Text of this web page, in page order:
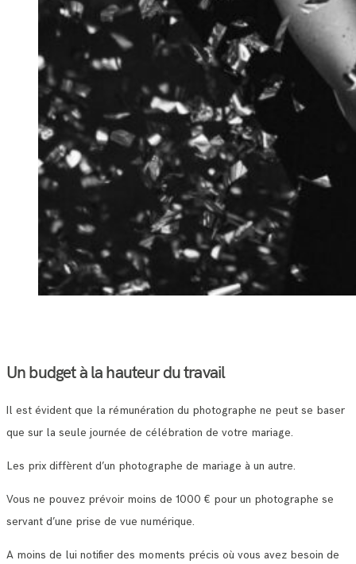
Un budget à la hauteur du travail
Il est évident que la rémunération du photographe ne peut se baser
que sur la seule journée de célébration de votre mariage.
Les prix diffèrent d’un photographe de mariage à un autre.
Vous ne pouvez prévoir moins de 1000 € pour un photographe se
servant d’une prise de vue numérique.
A moins de lui notifier des moments précis où vous avez besoin de